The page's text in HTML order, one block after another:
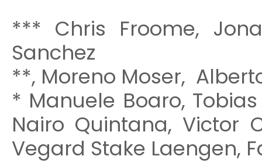
*** Chris Froome,
Sanchez
**, Moreno Moser,
* Manuele Boaro,
Nairo Quintana, Victor
Vegard Stake Laengen,